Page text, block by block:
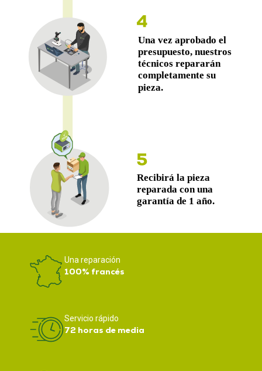
Una reparación
100% francés
Servicio rápido
72 horas de media